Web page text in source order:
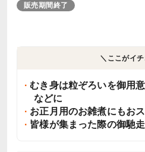
販売期間終了
＼ここがイ
むき身は粒ぞろいを御用
などに
お正月用のお雑煮にもお
皆様が集まった際の御馳